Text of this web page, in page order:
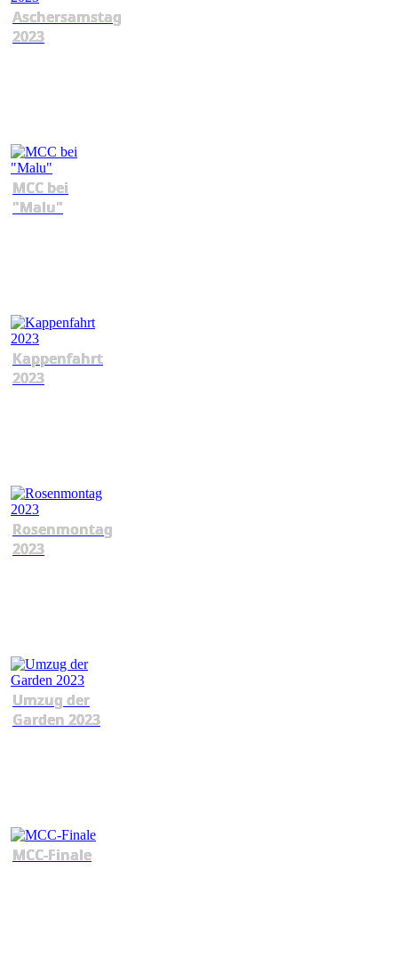
Aschersamstag
2023
MCC bei
"Malu"
Kappenfahrt
2023
Rosenmontag
2023
Umzug der
Garden 2023
MCC-Finale